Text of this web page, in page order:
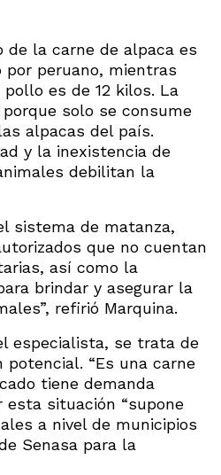
de la carne de alpaca es
por peruano, mientras
es de 12 kilos. La
solo se consume
alpacas del país.
y la inexistencia de
debilitan la
sistema de matanza,
que no cuentan
así como la
brindar y asegurar la
refirió Marquina.
especialista, se trata de
“Es una carne
tiene demanda
esta situación “supone
a nivel de municipios
Senasa para la